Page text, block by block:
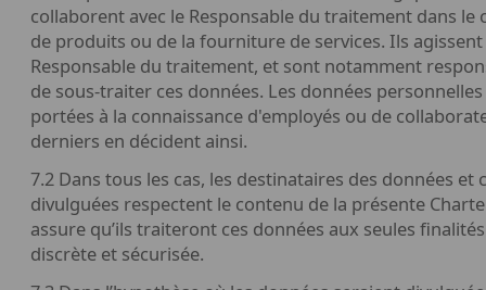
collaborent avec le Responsable du traitement dans
de produits ou de la fourniture de services. Ils
Responsable du traitement, et sont notamment
de sous-traiter ces données. Les données
portées à la connaissance d'employés ou de
derniers en décident ainsi.
7.2 Dans tous les cas, les destinataires des données et
divulguées respectent le contenu de la présente
assure qu’ils traiteront ces données aux seules
discrète et sécurisée.